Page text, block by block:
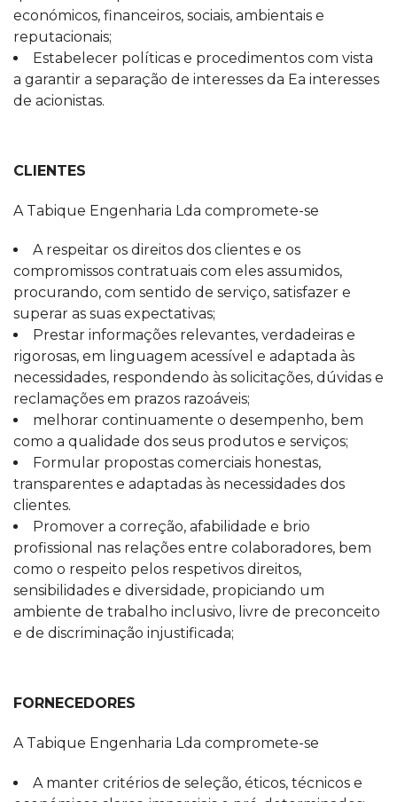
económicos, financeiros, sociais, ambientais e
reputacionais;
Estabelecer políticas e procedimentos com vista
a garantir a separação de interesses da Ea interesses
de acionistas.
CLIENTES
A Tabique Engenharia Lda compromete-se
A respeitar os direitos dos clientes e os
compromissos contratuais com eles assumidos,
procurando, com sentido de serviço, satisfazer e
superar as suas expectativas;
Prestar informações relevantes, verdadeiras e
rigorosas, em linguagem acessível e adaptada às
necessidades, respondendo às solicitações, dúvidas e
reclamações em prazos razoáveis;
melhorar continuamente o desempenho, bem
como a qualidade dos seus produtos e serviços;
Formular propostas comerciais honestas,
transparentes e adaptadas às necessidades dos
clientes.
Promover a correção, afabilidade e brio
profissional nas relações entre colaboradores, bem
como o respeito pelos respetivos direitos,
sensibilidades e diversidade, propiciando um
ambiente de trabalho inclusivo, livre de preconceito
e de discriminação injustificada;
FORNECEDORES
A Tabique Engenharia Lda compromete-se
A manter critérios de seleção, éticos, técnicos e